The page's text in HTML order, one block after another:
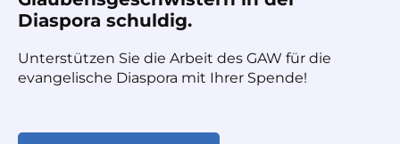
Diaspora schuldig.
Unterstützen Sie die Arbeit des GAW für die
evangelische Diaspora mit Ihrer Spende!